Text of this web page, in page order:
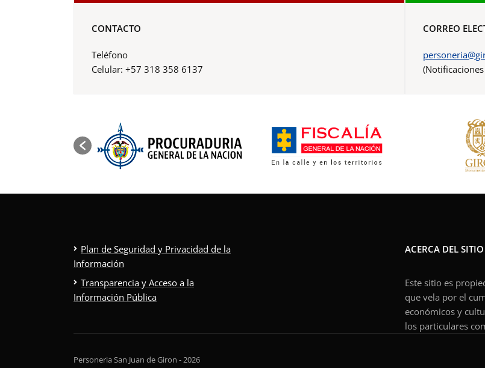
CONTACTO
Teléfono
Celular: +57 318 358 6137
CORREO
Plan de Seguridad y Privacidad de la
Información
Transparencia y Acceso a la
Información Pública
ACERCA DEL SITIO
Este sitio es
que vela por el
económicos y
los particulares
Personeria San Juan de Giron - 2026